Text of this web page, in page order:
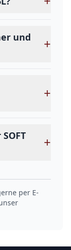
und
+
+
+
per E-